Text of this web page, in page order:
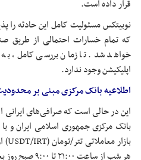
قرار داده است.
نوبیتکسمسئولیت کامل این حادثه را
که تمام خسارات احتمالی از طریق
خواهد شد. تا زمان بررسی کامل،
اپلیکیشن وجود ندارد.
اطلاعیه بانک مرکزی مبنی بر
این در حالی است که صرافی‌های ایرانی
بانک مرکزی جمهوری اسلامی ایران و
هر شب از ساعت ۲۱:۰۰ تا ۹:۰۰ صبح روز بعد به‌طور کامل متوقف خواهد شد.